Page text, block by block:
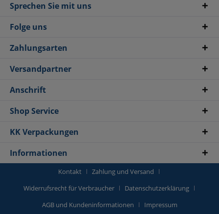
Sprechen Sie mit uns
Folge uns
Zahlungsarten
Versandpartner
Anschrift
Shop Service
KK Verpackungen
Informationen
Kontakt
Zahlung und Versand
Widerrufsrecht für Verbraucher
Datenschutzerklärung
AGB und Kundeninformationen
Impressum